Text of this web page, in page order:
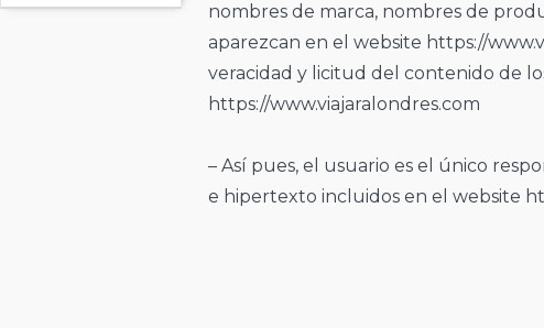
nombres de marca, nombres de
aparezcan en el website https://
veracidad y licitud del contenido de
https://www.viajaralondres.com
– Así pues, el usuario es el único
e hipertexto incluidos en el website